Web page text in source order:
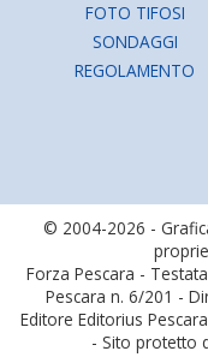
FOTO TIFOSI
SONDAGGI
REGOLAMENTO
© 2004-2026 -
Forza Pescara -
Pescara n. 6/201 -
Editore Editorius
- Sito protetto